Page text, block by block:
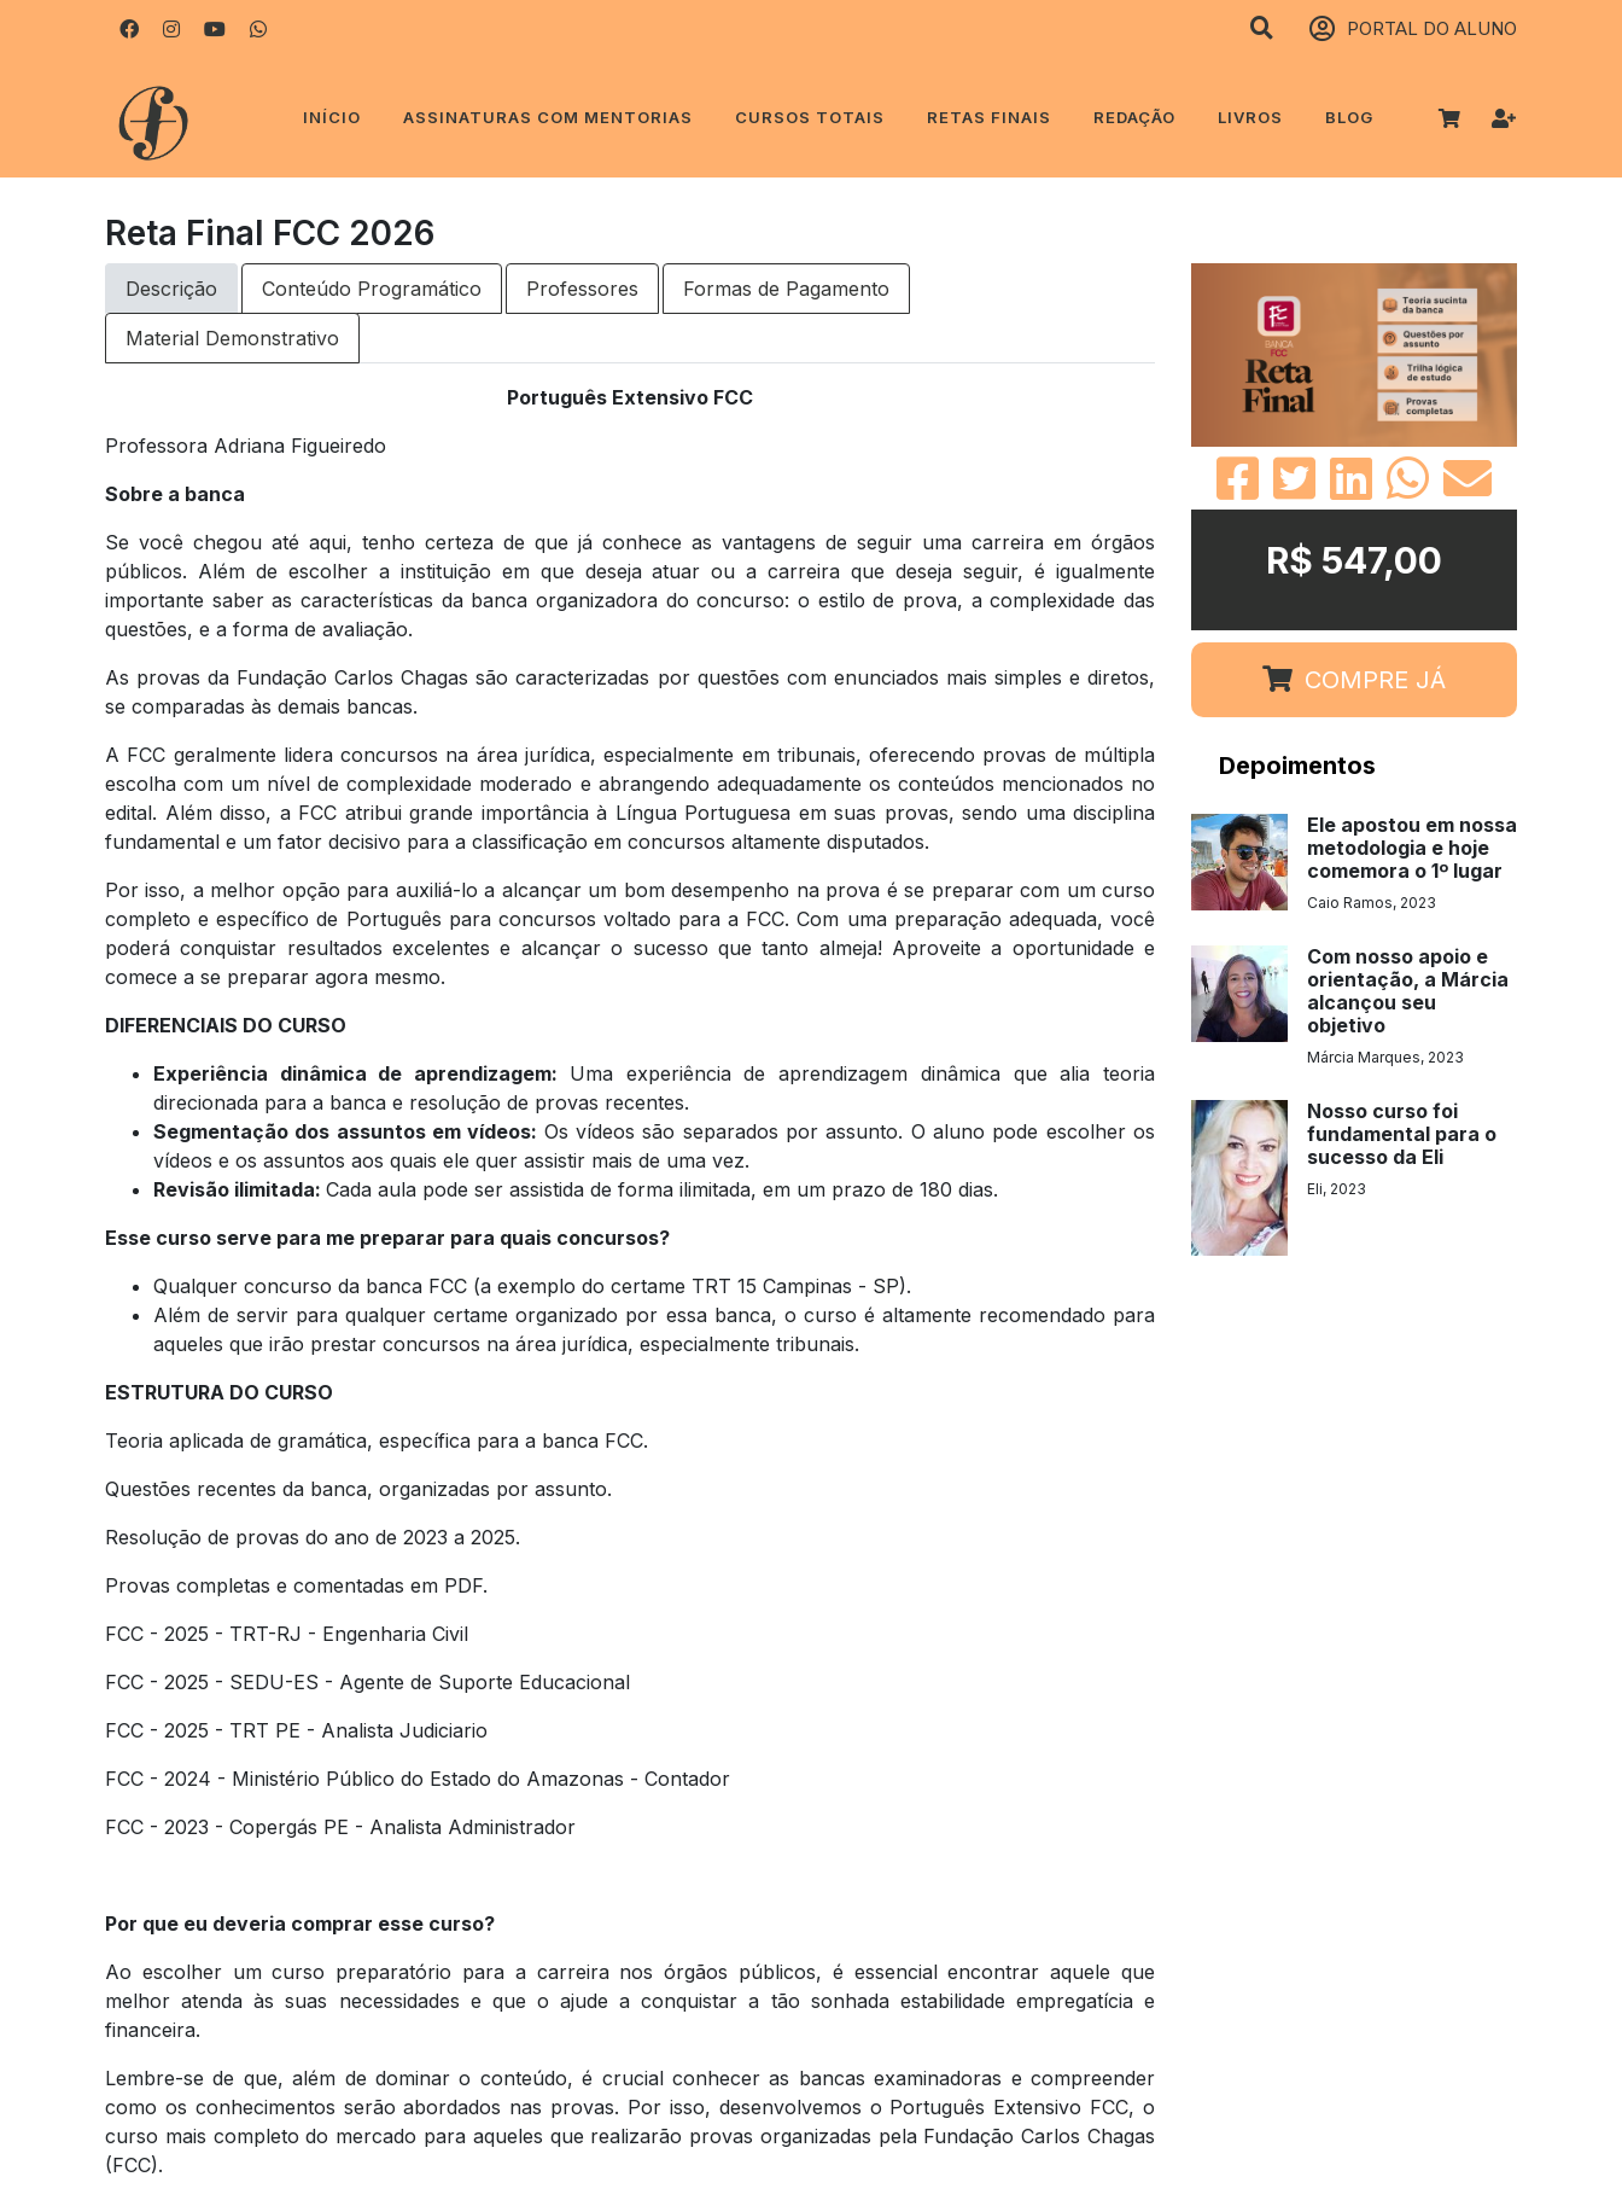
PORTAL DO ALUNO
INÍCIO ASSINATURAS COM MENTORIAS CURSOS TOTAIS RETAS FINAIS REDAÇÃO LIVROS BLOG
Reta Final FCC 2026
Descrição Conteúdo Programático Professores Formas de Pagamento
Material Demonstrativo
Português Extensivo FCC
Professora Adriana Figueiredo
Sobre a banca
Se você chegou até aqui, tenho certeza de que já conhece as vantagens de seguir uma carreira em órgãos
públicos. Além de escolher a instituição em que deseja atuar ou a carreira que deseja seguir, é igualmente
importante saber as características da banca organizadora do concurso: o estilo de prova, a complexidade das
questões, e a forma de avaliação.
As provas da Fundação Carlos Chagas são caracterizadas por questões com enunciados mais simples e diretos,
se comparadas às demais bancas.
A FCC geralmente lidera concursos na área jurídica, especialmente em tribunais, oferecendo provas de múltipla
escolha com um nível de complexidade moderado e abrangendo adequadamente os conteúdos mencionados no
edital. Além disso, a FCC atribui grande importância à Língua Portuguesa em suas provas, sendo uma disciplina
fundamental e um fator decisivo para a classificação em concursos altamente disputados.
Por isso, a melhor opção para auxiliá-lo a alcançar um bom desempenho na prova é se preparar com um curso
completo e específico de Português para concursos voltado para a FCC. Com uma preparação adequada, você
poderá conquistar resultados excelentes e alcançar o sucesso que tanto almeja! Aproveite a oportunidade e
comece a se preparar agora mesmo.
DIFERENCIAIS DO CURSO
Experiência dinâmica de aprendizagem: Uma experiência de aprendizagem dinâmica que alia teoria
direcionada para a banca e resolução de provas recentes.
Segmentação dos assuntos em vídeos: Os vídeos são separados por assunto. O aluno pode escolher os
vídeos e os assuntos aos quais ele quer assistir mais de uma vez.
Revisão ilimitada: Cada aula pode ser assistida de forma ilimitada, em um prazo de 180 dias.
Esse curso serve para me preparar para quais concursos?
Qualquer concurso da banca FCC (a exemplo do certame TRT 15 Campinas - SP).
Além de servir para qualquer certame organizado por essa banca, o curso é altamente recomendado para
aqueles que irão prestar concursos na área jurídica, especialmente tribunais.
ESTRUTURA DO CURSO
Teoria aplicada de gramática, específica para a banca FCC.
Questões recentes da banca, organizadas por assunto.
Resolução de provas do ano de 2023 a 2025.
Provas completas e comentadas em PDF.
FCC - 2025 - TRT-RJ - Engenharia Civil​
FCC - 2025 - SEDU-ES - Agente de Suporte Educacional
FCC - 2025 - TRT PE - Analista Judiciario
FCC - 2024 - Ministério Público do Estado do Amazonas - Contador
FCC - 2023 - Copergás PE - Analista Administrador
Por que eu deveria comprar esse curso?
Ao escolher um curso preparatório para a carreira nos órgãos públicos, é essencial encontrar aquele que
melhor atenda às suas necessidades e que o ajude a conquistar a tão sonhada estabilidade empregatícia e
financeira.
Lembre-se de que, além de dominar o conteúdo, é crucial conhecer as bancas examinadoras e compreender
como os conhecimentos serão abordados nas provas. Por isso, desenvolvemos o Português Extensivo FCC, o
curso mais completo do mercado para aqueles que realizarão provas organizadas pela Fundação Carlos Chagas
(FCC).
R$ 547,00
COMPRE JÁ
Depoimentos
Ele apostou em nossa
metodologia e hoje
comemora o 1º lugar
Caio Ramos, 2023
Com nosso apoio e
orientação, a Márcia
alcançou seu
objetivo
Márcia Marques, 2023
Nosso curso foi
fundamental para o
sucesso da Eli
Eli, 2023